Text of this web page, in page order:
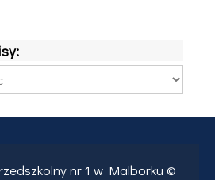
nr 1 w Malborku ©